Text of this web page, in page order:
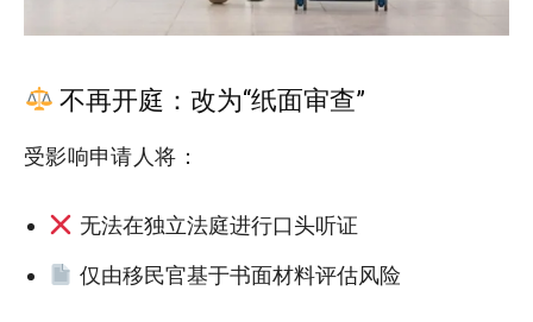
不再开庭：改为“纸面审查”
受影响申请人将：
无法在独立法庭进行口头听证
仅由移民官基于书面材料评估风险